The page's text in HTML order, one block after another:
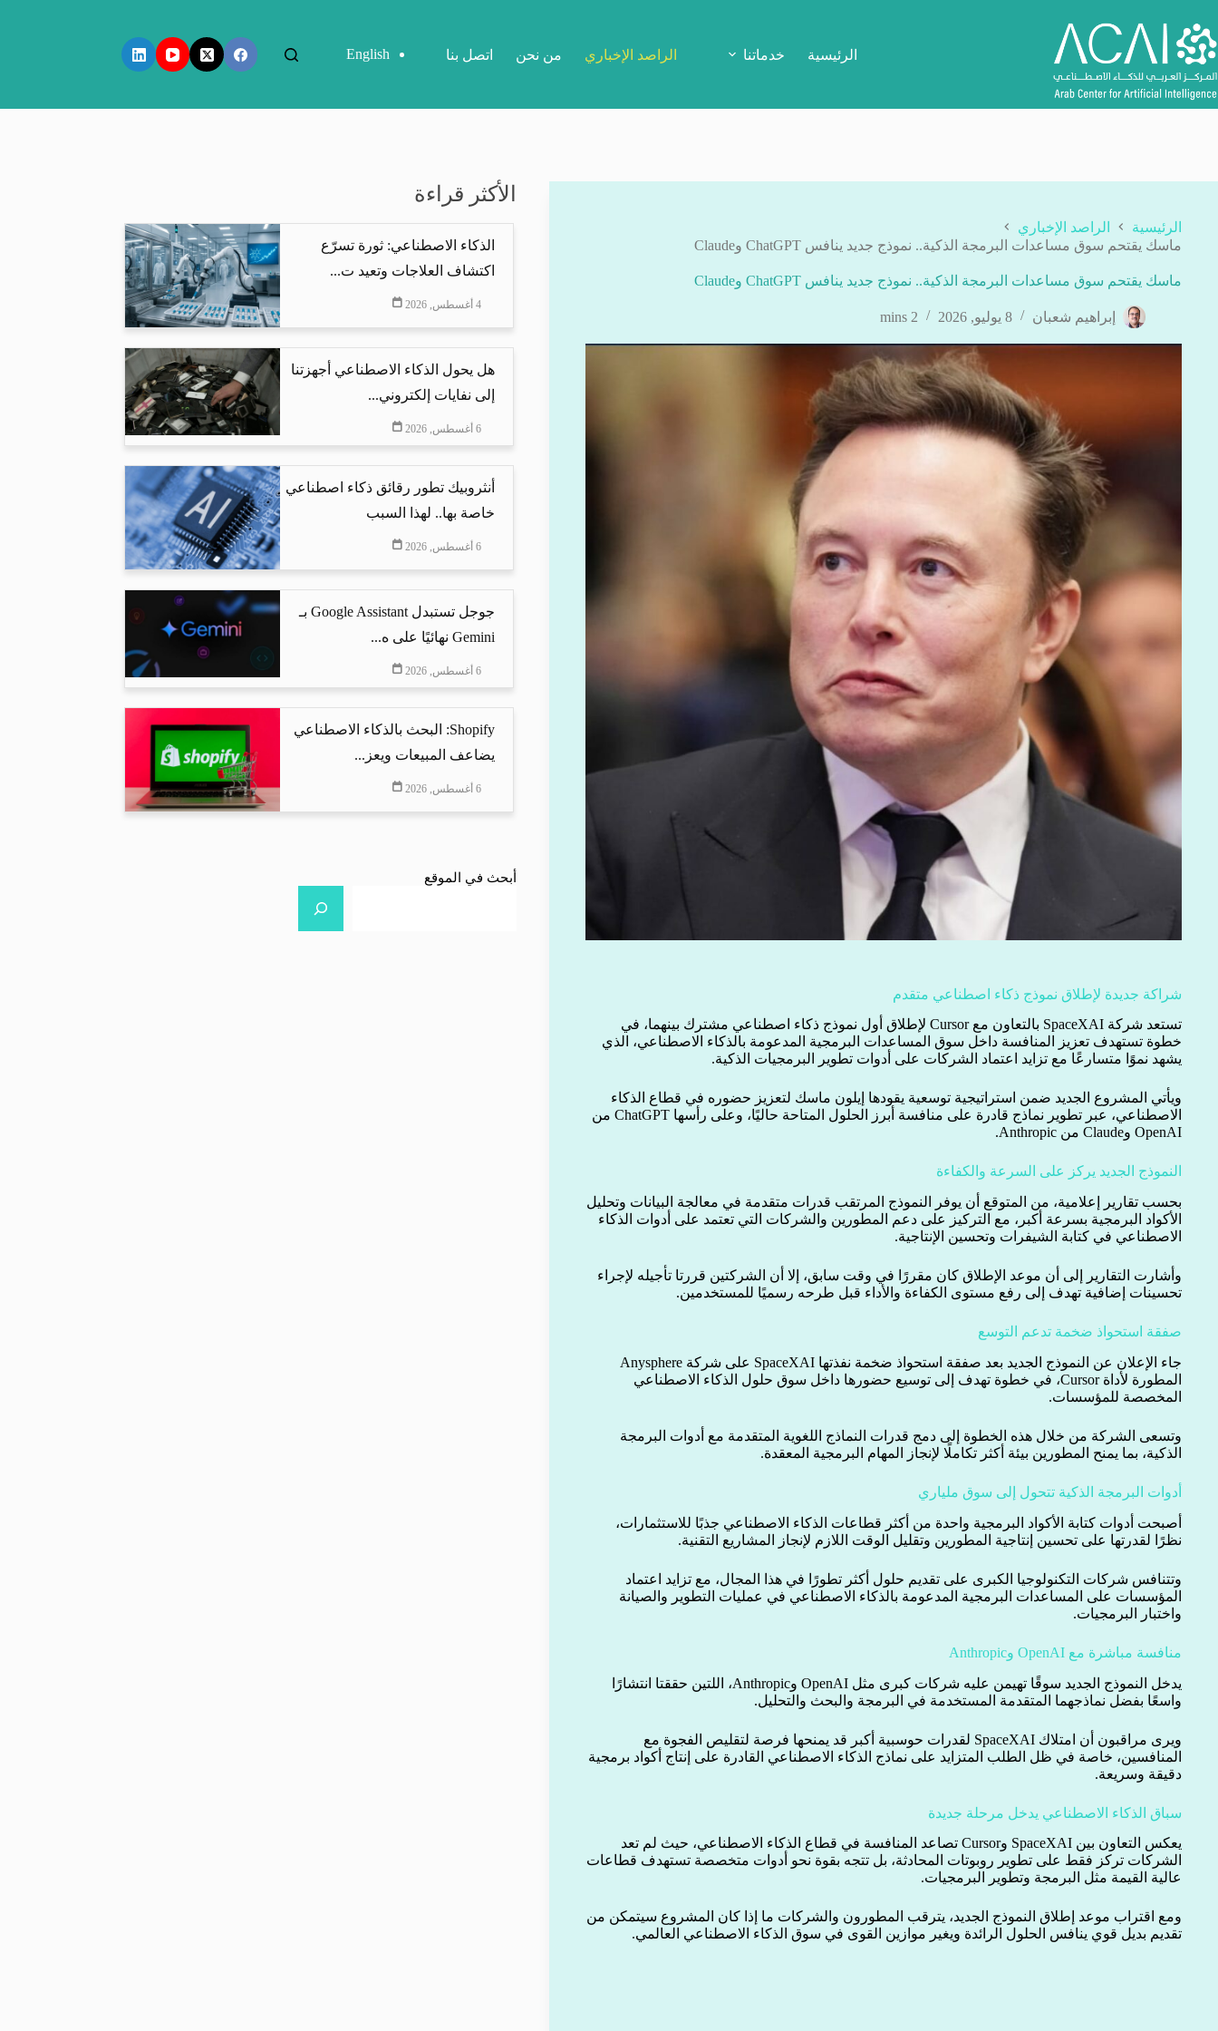
إلى
المحتوى
الرئيسية خدماتنا الراصد الإخباري من نحن اتصل بنا English
الرئيسية
الراصد الإخباري
ماسك يقتحم سوق مساعدات البرمجة الذكية.. نموذج جديد ينافس ChatGPT وClaude
ماسك يقتحم سوق مساعدات البرمجة الذكية.. نموذج جديد ينافس ChatGPT وClaude
إبراهيم شعبان 8 يوليو, 2026 2 mins
شراكة جديدة لإطلاق نموذج ذكاء اصطناعي متقدم
تستعد شركة SpaceXAI بالتعاون مع Cursor لإطلاق أول نموذج ذكاء اصطناعي مشترك بينهما، في
خطوة تستهدف تعزيز المنافسة داخل سوق المساعدات البرمجية المدعومة بالذكاء الاصطناعي، الذي
يشهد نموًا متسارعًا مع تزايد اعتماد الشركات على أدوات تطوير البرمجيات الذكية.
ويأتي المشروع الجديد ضمن استراتيجية توسعية يقودها إيلون ماسك لتعزيز حضوره في قطاع الذكاء
الاصطناعي، عبر تطوير نماذج قادرة على منافسة أبرز الحلول المتاحة حاليًا، وعلى رأسها ChatGPT من
OpenAI وClaude من Anthropic.
النموذج الجديد يركز على السرعة والكفاءة
بحسب تقارير إعلامية، من المتوقع أن يوفر النموذج المرتقب قدرات متقدمة في معالجة البيانات وتحليل
الأكواد البرمجية بسرعة أكبر، مع التركيز على دعم المطورين والشركات التي تعتمد على أدوات الذكاء
الاصطناعي في كتابة الشيفرات وتحسين الإنتاجية.
وأشارت التقارير إلى أن موعد الإطلاق كان مقررًا في وقت سابق، إلا أن الشركتين قررتا تأجيله لإجراء
تحسينات إضافية تهدف إلى رفع مستوى الكفاءة والأداء قبل طرحه رسميًا للمستخدمين.
صفقة استحواذ ضخمة تدعم التوسع
جاء الإعلان عن النموذج الجديد بعد صفقة استحواذ ضخمة نفذتها SpaceXAI على شركة Anysphere
المطورة لأداة Cursor، في خطوة تهدف إلى توسيع حضورها داخل سوق حلول الذكاء الاصطناعي
المخصصة للمؤسسات.
وتسعى الشركة من خلال هذه الخطوة إلى دمج قدرات النماذج اللغوية المتقدمة مع أدوات البرمجة
الذكية، بما يمنح المطورين بيئة أكثر تكاملًا لإنجاز المهام البرمجية المعقدة.
أدوات البرمجة الذكية تتحول إلى سوق ملياري
أصبحت أدوات كتابة الأكواد البرمجية واحدة من أكثر قطاعات الذكاء الاصطناعي جذبًا للاستثمارات،
نظرًا لقدرتها على تحسين إنتاجية المطورين وتقليل الوقت اللازم لإنجاز المشاريع التقنية.
وتتنافس شركات التكنولوجيا الكبرى على تقديم حلول أكثر تطورًا في هذا المجال، مع تزايد اعتماد
المؤسسات على المساعدات البرمجية المدعومة بالذكاء الاصطناعي في عمليات التطوير والصيانة
واختبار البرمجيات.
منافسة مباشرة مع OpenAI وAnthropic
يدخل النموذج الجديد سوقًا تهيمن عليه شركات كبرى مثل OpenAI وAnthropic، اللتين حققتا انتشارًا
واسعًا بفضل نماذجهما المتقدمة المستخدمة في البرمجة والبحث والتحليل.
ويرى مراقبون أن امتلاك SpaceXAI لقدرات حوسبية أكبر قد يمنحها فرصة لتقليص الفجوة مع
المنافسين، خاصة في ظل الطلب المتزايد على نماذج الذكاء الاصطناعي القادرة على إنتاج أكواد برمجية
دقيقة وسريعة.
سباق الذكاء الاصطناعي يدخل مرحلة جديدة
يعكس التعاون بين SpaceXAI وCursor تصاعد المنافسة في قطاع الذكاء الاصطناعي، حيث لم تعد
الشركات تركز فقط على تطوير روبوتات المحادثة، بل تتجه بقوة نحو أدوات متخصصة تستهدف قطاعات
عالية القيمة مثل البرمجة وتطوير البرمجيات.
ومع اقتراب موعد إطلاق النموذج الجديد، يترقب المطورون والشركات ما إذا كان المشروع سيتمكن من
تقديم بديل قوي ينافس الحلول الرائدة ويغير موازين القوى في سوق الذكاء الاصطناعي العالمي.
الأكثر قراءة
الذكاء الاصطناعي: ثورة تسرّع
اكتشاف العلاجات وتعيد ت...
4 أغسطس, 2026
هل يحول الذكاء الاصطناعي أجهزتنا
إلى نفايات إلكتروني...
6 أغسطس, 2026
أنثروبيك تطور رقائق ذكاء اصطناعي
خاصة بها.. لهذا السبب
6 أغسطس, 2026
جوجل تستبدل Google Assistant بـ
Gemini نهائيًا على ه...
6 أغسطس, 2026
Shopify: البحث بالذكاء الاصطناعي
يضاعف المبيعات ويعز...
6 أغسطس, 2026
أبحث في الموقع